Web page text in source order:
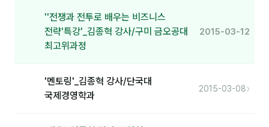
문서자료실
''전쟁과 전투로 배우는 비즈니스
전략'특강'_김종혁 강사/구미 금오공대
최고위과정
2015-03-12
'멘토링'_김종혁 강사/단국대
국제경영학과
2015-03-08›